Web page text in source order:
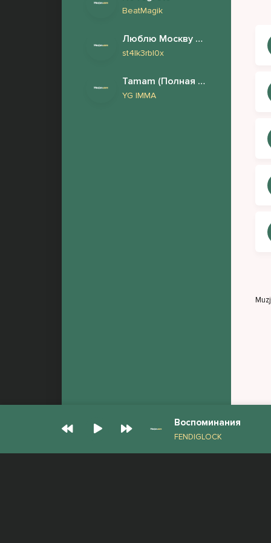
BeatMagik
Люблю Москву но снится London
st4lk3rbl0x
Tamam (Полная версия)
YG IMMA
Я
Воспоминания
FENDIGLOCK